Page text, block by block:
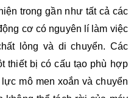
trong gần như tất cả các
cơ có nguyên lí làm việc
lỏng và di chuyển. Các
thiết bị có cấu tạo phù hợp
mô men xoắn và chuyển